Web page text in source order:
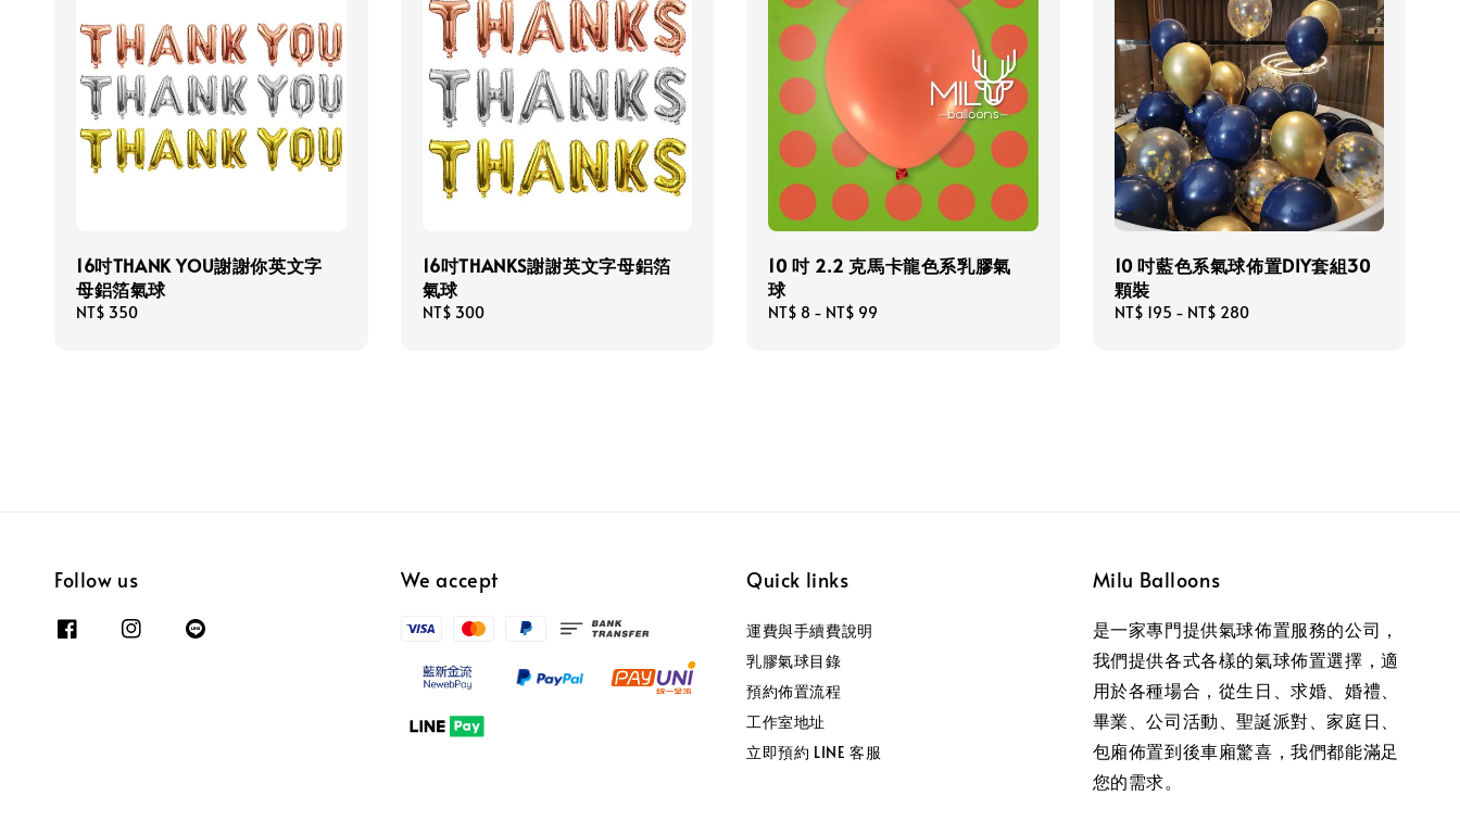
16吋THANK YOU謝謝你英文字
母鋁箔氣球
Regular
NT$ 350
16吋THANKS謝謝英文字母鋁箔
氣球
Regular
NT$ 300
10 吋 2.2 克馬卡龍色系乳膠氣
球
Regular
NT$ 8 - NT$ 99
10 吋藍色系氣球佈置DIY套組30
顆裝
Regular
NT$ 195 - NT$ 280
Follow us We accept Quick links
運費與手續費說明
乳膠氣球目錄
預約佈置流程
工作室地址
立即預約 LINE 客服
Milu Balloons
是一家專門提供氣球佈置服務的公司，
我們提供各式各樣的氣球佈置選擇，適
用於各種場合，從生日、求婚、婚禮、
畢業、公司活動、聖誕派對、家庭日、
包廂佈置到後車廂驚喜，我們都能滿足
您的需求。